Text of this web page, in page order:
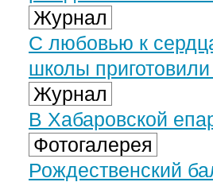
Журнал
С любовью к
школы
Журнал
В Хабаровской
Фотогалерея
Рождественский